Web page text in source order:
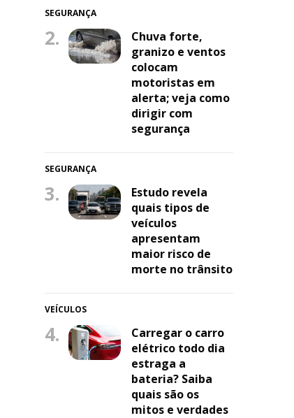
SEGURANÇA
2.
Chuva forte,
granizo e ventos
colocam
motoristas em
alerta; veja como
dirigir com
segurança
SEGURANÇA
3.
Estudo revela
quais tipos de
veículos
apresentam
maior risco de
morte no trânsito
VEÍCULOS
4.
Carregar o carro
elétrico todo dia
estraga a
bateria? Saiba
quais são os
mitos e verdades